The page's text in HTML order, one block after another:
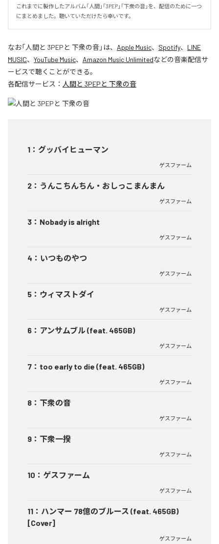
これまでに製作したアルバム「人間」「3PEP」「下衆の音」を、配信のために一つ
にまとめました。聴いていただけたら幸いです。
なお「人間と 3PEPと 下衆の音」は、 Apple Music、 Spotify、 LINE
MUSIC、 YouTube Music、 Amazon Music Unlimitedなどの音楽配信サ
ービスで聴くことができる。
各配信サービス： 人間と 3PEPと 下衆の音
1 ： グッバイヒューマン
ゲスファーム
2 ： うんこちんちん・おしっこまんまん
ゲスファーム
3 ： Nobady is alright
ゲスファーム
4 ： いつものやつ
ゲスファーム
5 ： ウィマストダイ
ゲスファーム
6 ： アンサムブル (feat. 465GB)
ゲスファーム
7 ： too early to die (feat. 465GB)
ゲスファーム
8 ： 下衆の音
ゲスファーム
9 ： 下衆一揆
ゲスファーム
10 ： ゲスファーム
ゲスファーム
11 ： ハンマー 78億のブルース (feat. 465GB)
[Cover]
ゲスファーム